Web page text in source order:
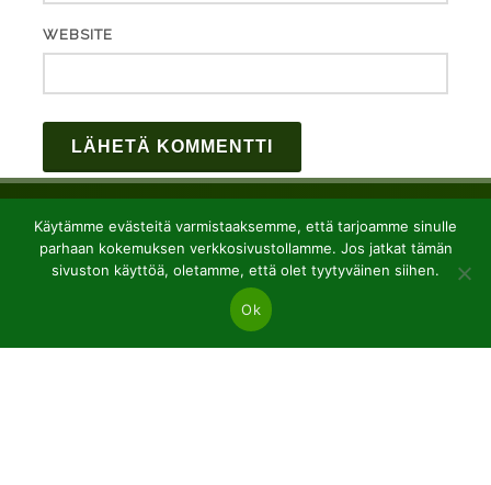
WEBSITE
Käytämme evästeitä varmistaaksemme, että tarjoamme sinulle
parhaan kokemuksen verkkosivustollamme. Jos jatkat tämän
sivuston käyttöä, oletamme, että olet tyytyväinen siihen.
Ok